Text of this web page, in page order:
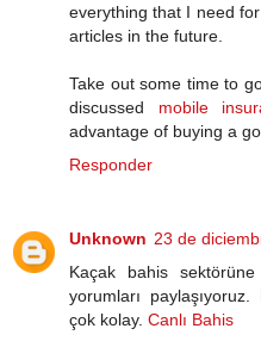
everything that I need
articles in the future.
Take out some time to
discussed mobile
advantage of buying a
Responder
Unknown 23 de
Kaçak bahis
yorumları
çok kolay. Canlı Bahis